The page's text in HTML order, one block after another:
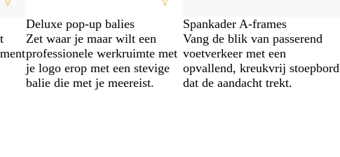
Deluxe pop-up balies
Zet waar je maar wilt een
professionele werkruimte met
je logo erop met een stevige
balie die met je meereist.
Spankader A-frames
Vang de blik van passerend
voetverkeer met een
opvallend, kreukvrij stoepbord
dat de aandacht trekt.